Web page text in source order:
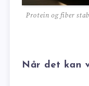
Protein og fiber
Når det kan